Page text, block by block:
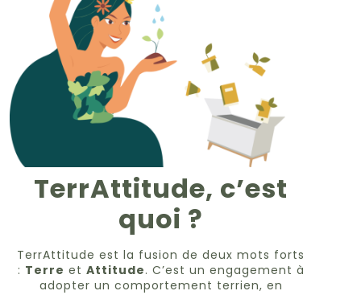
TerrAttitude, c’est
quoi ?
TerrAttitude est la fusion de deux mots forts
: Terre et Attitude. C’est un engagement à
adopter un comportement terrien, en